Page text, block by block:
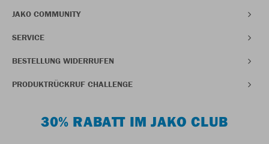
JAKO COMMUNITY
SERVICE
BESTELLUNG WIDERRUFEN
PRODUKTRÜCKRUF CHALLENGE
30% RABATT IM JAKO CLUB